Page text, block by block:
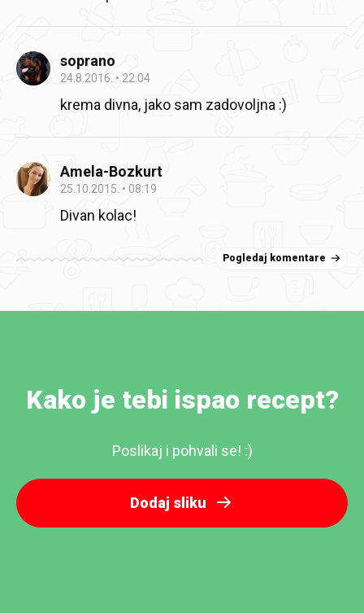
soprano
24.8.2016. 22:04
krema divna, jako sam zadovoljna :)
Amela-Bozkurt
25.10.2015. 08:19
Divan kolac!
Pogledaj komentare
Kako je tebi ispao recept?
Poslikaj i pohvali se! :)
Dodaj sliku